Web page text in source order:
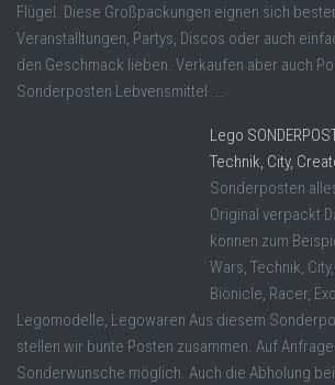
Flügel. Diese Großpackungen eignen sich
Veranstalltungen, Partys, Discos oder auch
den Geschmack lieben. Verkaufen aber auch
Sonderposten Lebvensmittel ...
Lego
Technik, City,
Sonderposten
Original verpackt
können zum
Wars, Technik,
Bionicle, Racer,
Legomodelle, Legowaren Aus diesem
stellen wir bunte Posten zusammen. Auf
Sonderwünsche möglich. Auch die Abholung